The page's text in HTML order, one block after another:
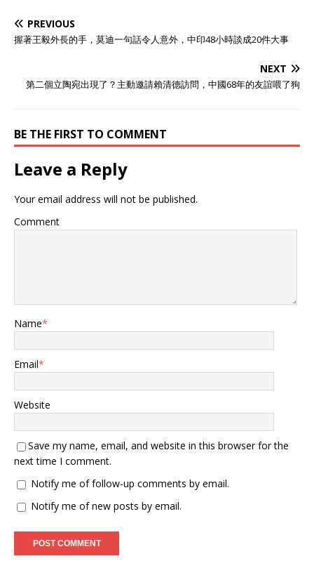
PREVIOUS
握著王毅外長的手，莫迪一句話令人意外，中印48小時談成20件大事
NEXT
第二個立陶宛出現了？主動邀請賴清德訪問，中國68年的友誼喂了狗
BE THE FIRST TO COMMENT
Leave a Reply
Your email address will not be published.
Comment
Name*
Email*
Website
Save my name, email, and website in this browser for the
next time I comment.
Notify me of follow-up comments by email.
Notify me of new posts by email.